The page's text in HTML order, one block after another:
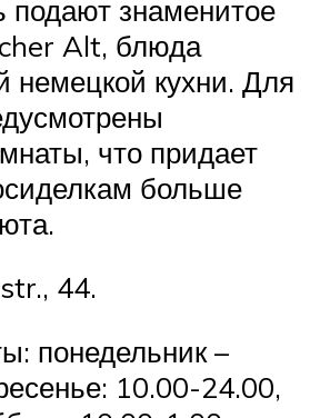
подают знаменитое
Alt, блюда
немецкой кухни. Для
что придает
больше
44.
понедельник –
10.00-24.00,